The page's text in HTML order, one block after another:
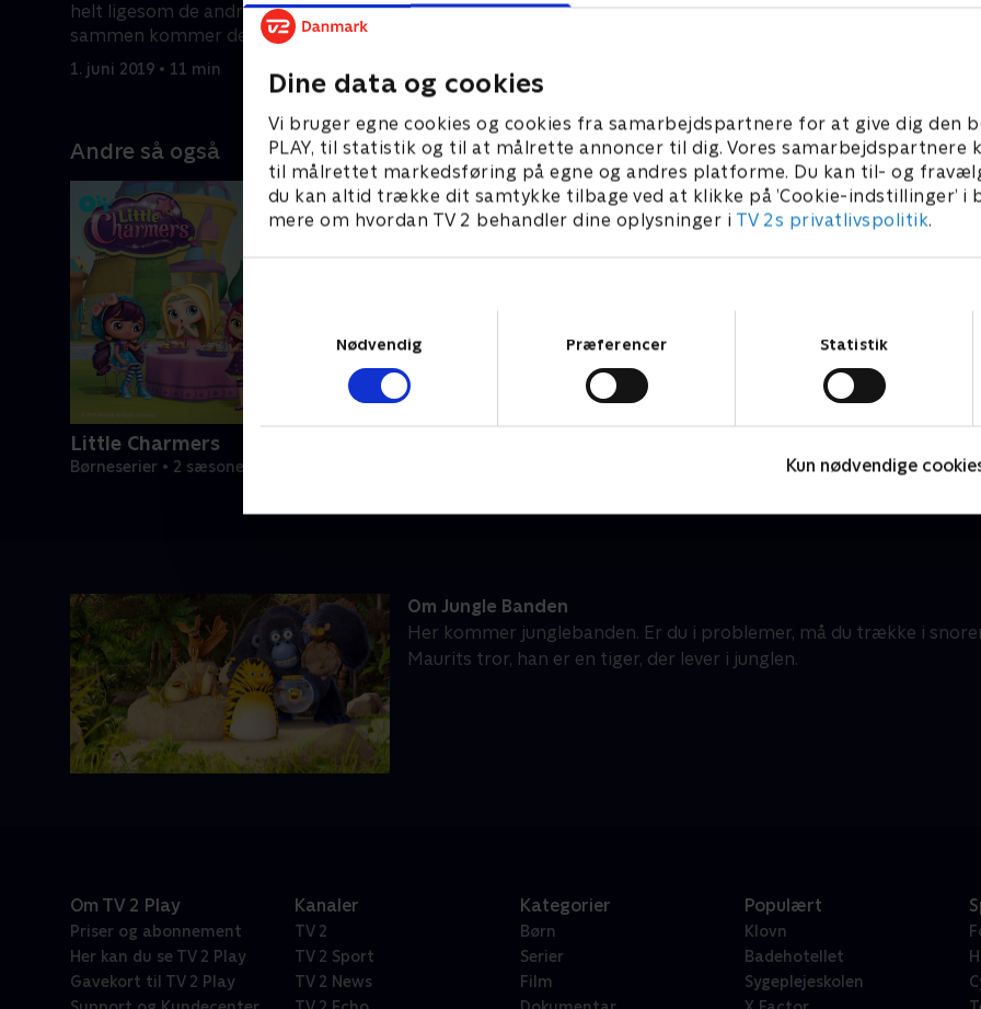
Dine data og cookies
Vi bruger egne cookies og cookies fra samarbejdspartnere for at give dig den
PLAY, til statistik og til at målrette annoncer til dig. Vores samarbejdspartnere
til målrettet markedsføring på egne og andres platforme. Du kan til- og
du kan altid trække dit samtykke tilbage ved at klikke på ’Cookie-indstillinger’ i
mere om hvordan TV 2 behandler dine oplysninger i TV 2s privatlivspolitik.
Nødvendig
Præferencer Statistik
Kun nødvendige
helt ligesom de andre dyr, og
sammen kommer de andre til
undsætning, hvis de er i fare.
1. juni 2019 • 11 min
helt ligesom de andre dyr, og
1. juni 2019 • 11 min
Andre så også
Little Charmers
Børneserier • 2 sæsoner
Om Jungle Banden
Her kommer junglebanden. Er du i problemer, må du trække i
Maurits tror, han er en tiger, der lever i junglen.
Om TV 2 Play
Priser og abonnement
Her kan du se TV 2 Play
Gavekort til TV 2 Play
Kanaler
TV 2
TV 2 Sport
TV 2 News
Kategorier
Børn
Serier
Film
Populært
Klovn
Badehotellet
Sygeplejeskolen